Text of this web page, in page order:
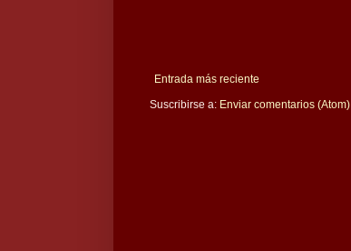
Entrada más reciente
Suscribirse a: Enviar comentarios (Atom)